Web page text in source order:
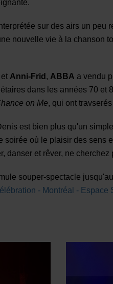
sur des airs un peu
nouvelle vie à la chanson
et Anni-Frid , ABBA a vendu
dans les années 70 et
on Me, qui ont
est bien plus qu'un
soirée où le plaisir des sens
danser et rêver, ne
souper-spectacle
- Montréal - Espace